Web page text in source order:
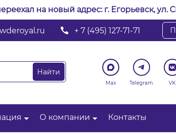
на новый адрес: г. Егорьевск, ул.
+ 7 (495) 127-71-71
Max Telegram VK
О компании Контакты